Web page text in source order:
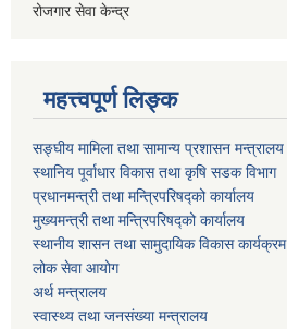
रोजगार सेवा केन्द्र
महत्त्वपूर्ण लिङ्क
सङ्घीय मामिला तथा सामान्य प्रशासन मन्त्रालय
स्थानिय पूर्वाधार विकास तथा कृषि सडक विभाग
प्रधानमन्त्री तथा मन्त्रिपरिषद्को कार्यालय
मुख्यमन्त्री तथा मन्त्रिपरिषद्को कार्यालय
स्थानीय शासन तथा सामुदायिक विकास कार्यक्रम
लोक सेवा आयोग
अर्थ मन्त्रालय
स्वास्थ्य तथा जनस‌ंख्या मन्त्रालय